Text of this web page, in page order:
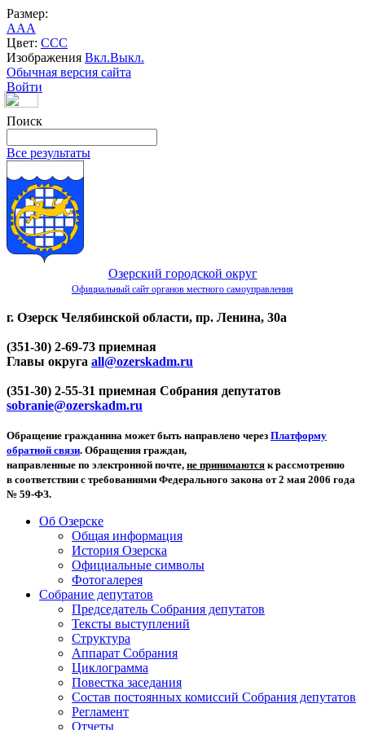
Размер:
AAA
Цвет: CCC
Изображения Вкл.Выкл.
Обычная версия сайта
Войти
Поиск
Все результаты
Озерский городской округ
Официальный сайт органов местного самоуправления
г. Озерск Челябинской области, пр. Ленина, 30а
(351-30) 2-69-73 приемная
Главы округа all@ozerskadm.ru
(351-30) 2-55-31 приемная Собрания депутатов
sobranie@ozerskadm.ru
Обращение гражданина может быть направлено через Платформу
обратной связи. Обращения граждан,
направленные по электронной почте, не принимаются к рассмотрению
в соответствии с требованиями Федерального закона от 2 мая 2006 года
№ 59-ФЗ.
Об Озерске
Общая информация
История Озерска
Официальные символы
Фотогалерея
Собрание депутатов
Председатель Собрания депутатов
Тексты выступлений
Структура
Аппарат Собрания
Циклограмма
Повестка заседания
Состав постоянных комиссий Собрания депутатов
Регламент
Отчеты